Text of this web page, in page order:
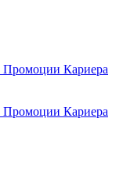
Промоции Кариера
Промоции Кариера